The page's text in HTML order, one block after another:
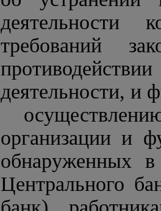
деятельности
требований
деятельности, и
организации и
обнаруженных
Центрального